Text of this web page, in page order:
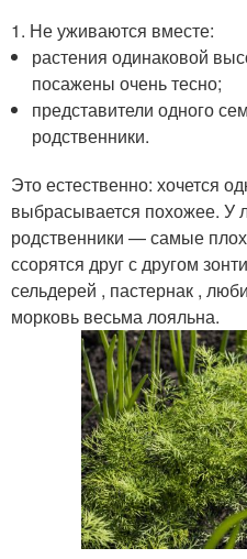
1. Не уживаются вместе:
растения одинаковой
посажены очень тесно;
представители одного
родственники.
Это естественно: хочется
выбрасывается похожее. У
родственники — самые
ссорятся друг с другом
сельдерей , пастернак ,
морковь весьма лояльна.